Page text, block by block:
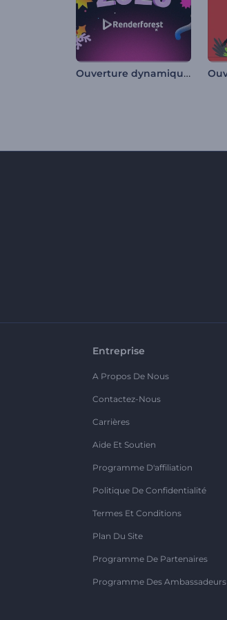
Ouverture dynamique de Noël
Entreprise
A Propos De Nous
Contactez-Nous
Carrières
Aide Et Soutien
Programme D'affiliation
Politique De Confidentialité
Termes Et Conditions
Plan Du Site
Programme De Partenaires
Programme Des Ambassadeurs